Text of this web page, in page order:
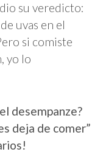
su veredicto:
uvas en el
si comiste
yo lo
desempanze?
deja de comer”